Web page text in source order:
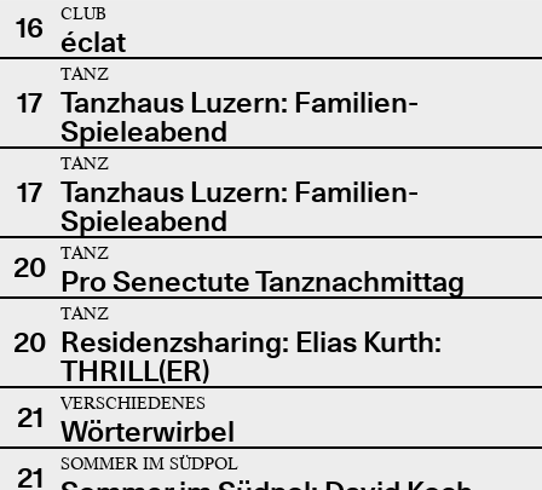
16
CLUB
éclat
17
TANZ
Tanzhaus Luzern: Familien-
Spieleabend
17
TANZ
Tanzhaus Luzern: Familien-
Spieleabend
20
TANZ
Pro Senectute Tanznachmittag
20
TANZ
Residenzsharing: Elias Kurth:
THRILL(ER)
21
VERSCHIEDENES
Wörterwirbel
21
SOMMER IM SÜDPOL